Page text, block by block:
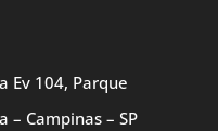
Ev 104, Parque
– Campinas – SP